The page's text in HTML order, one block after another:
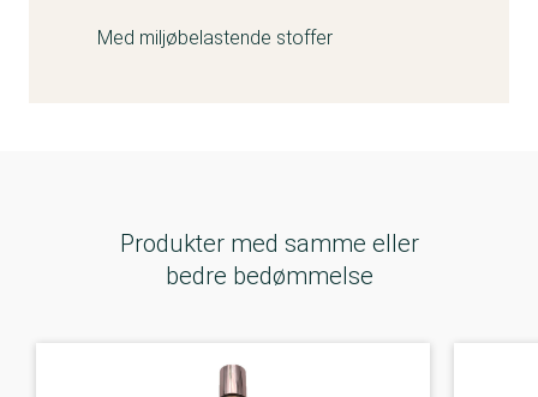
Med miljøbelastende stoffer
Produkter med samme eller
bedre bedømmelse